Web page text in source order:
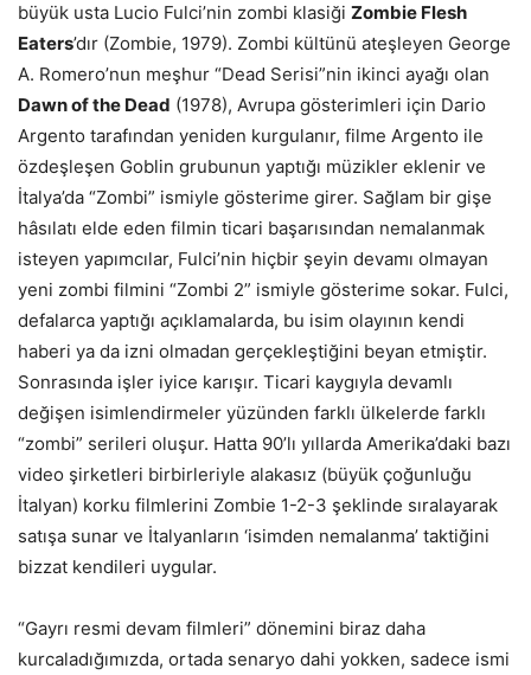
büyük usta Lucio Fulci’nin zombi klasiği Zombie Flesh
Eaters’dır (Zombie, 1979). Zombi kültünü ateşleyen George
A. Romero’nun meşhur “Dead Serisi”nin ikinci ayağı olan
Dawn of the Dead (1978), Avrupa gösterimleri için Dario
Argento tarafından yeniden kurgulanır, filme Argento ile
özdeşleşen Goblin grubunun yaptığı müzikler eklenir ve
İtalya’da “Zombi” ismiyle gösterime girer. Sağlam bir gişe
hâsılatı elde eden filmin ticari başarısından nemalanmak
isteyen yapımcılar, Fulci’nin hiçbir şeyin devamı olmayan
yeni zombi filmini “Zombi 2” ismiyle gösterime sokar. Fulci,
defalarca yaptığı açıklamalarda, bu isim olayının kendi
haberi ya da izni olmadan gerçekleştiğini beyan etmiştir.
Sonrasında işler iyice karışır. Ticari kaygıyla devamlı
değişen isimlendirmeler yüzünden farklı ülkelerde farklı
“zombi” serileri oluşur. Hatta 90’lı yıllarda Amerika’daki bazı
video şirketleri birbirleriyle alakasız (büyük çoğunluğu
İtalyan) korku filmlerini Zombie 1-2-3 şeklinde sıralayarak
satışa sunar ve İtalyanların ‘isimden nemalanma’ taktiğini
bizzat kendileri uygular.
“Gayrı resmi devam filmleri” dönemini biraz daha
kurcaladığımızda, ortada senaryo dahi yokken, sadece ismi